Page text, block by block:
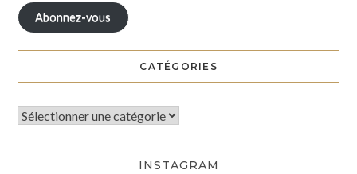
Abonnez-vous
CATÉGORIES
INSTAGRAM